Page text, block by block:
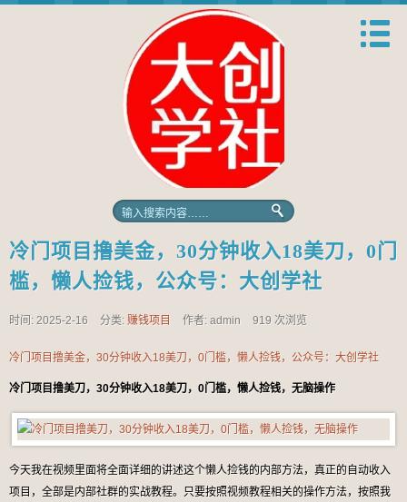
冷门项目撸美金，30分钟收入18美刀，0门
槛，懒人捡钱，公众号：大创学社
时间: 2025-2-16 分类: 赚钱项目 作者: admin 919 次浏览
冷门项目撸美金，30分钟收入18美刀，0门槛，懒人捡钱，公众号：大创学社
冷门项目撸美刀，30分钟收入18美刀，0门槛，懒人捡钱，无脑操作
今天我在视频里面将全面详细的讲述这个懒人捡钱的内部方法，真正的自动收入
项目，全部是内部社群的实战教程。只要按照视频教程相关的操作方法，按照我